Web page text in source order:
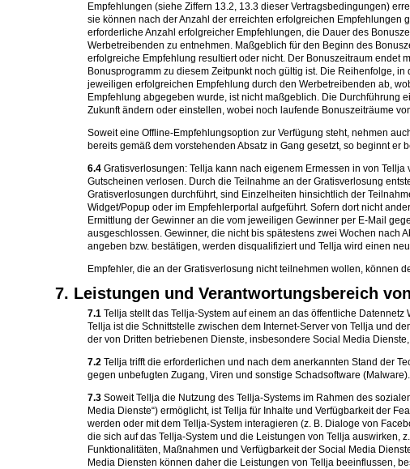
Empfehlungen (siehe Ziffern 13.2, 13.3 dieser Vertragsbedingungen)
sie können nach der Anzahl der erreichten erfolgreichen
erforderliche Anzahl erfolgreicher Empfehlungen, die Dauer des
Werbetreibenden zu entnehmen. Maßgeblich für den Beginn des
erfolgreiche Empfehlung resultiert oder nicht. Der Bonuszeitraum endet
Bonusprogramm zu diesem Zeitpunkt noch gültig ist. Die Reihenfolge,
jeweiligen erfolgreichen Empfehlung durch den Werbetreibenden ab,
Empfehlung abgegeben wurde, ist nicht maßgeblich. Die Durchführung
Zukunft ändern oder einstellen, wobei noch laufende Bonuszeiträume
Soweit eine Offline-Empfehlungsoption zur Verfügung steht, nehmen
bereits gemäß dem vorstehenden Absatz in Gang gesetzt, so beginnt
6.4 Gratisverlosungen: Tellja kann nach eigenem Ermessen in von
Gutscheinen verlosen. Durch die Teilnahme an der Gratisverlosung
Gratisverlosungen durchführt, sind Einzelheiten hinsichtlich der
Widget/Popup oder im Empfehlerportal aufgeführt. Sofern dort nicht
Ermittlung der Gewinner an die vom jeweiligen Gewinner per E-Mail
ausgeschlossen. Gewinner, die nicht bis spätestens zwei Wochen nach
angeben bzw. bestätigen, werden disqualifiziert und Tellja wird einen
Empfehler, die an der Gratisverlosung nicht teilnehmen wollen, können
7. Leistungen und Verantwortungsbereich
7.1 Tellja stellt das Tellja-System auf einem an das öffentliche
Tellja ist die Schnittstelle zwischen dem Internet-Server von Tellja und
der von Dritten betriebenen Dienste, insbesondere Social Media
7.2 Tellja trifft die erforderlichen und nach dem anerkannten Stand der
gegen unbefugten Zugang, Viren und sonstige Schadsoftware (Malware).
7.3 Soweit Tellja die Nutzung des Tellja-Systems im Rahmen des
Media Dienste“) ermöglicht, ist Tellja für Inhalte und Verfügbarkeit der
werden oder mit dem Tellja-System interagieren (z. B. Dialoge von
die sich auf das Tellja-System und die Leistungen von Tellja auswirken,
Funktionalitäten, Maßnahmen und Verfügbarkeit der Social Media
Media Diensten können daher die Leistungen von Tellja beeinflussen,